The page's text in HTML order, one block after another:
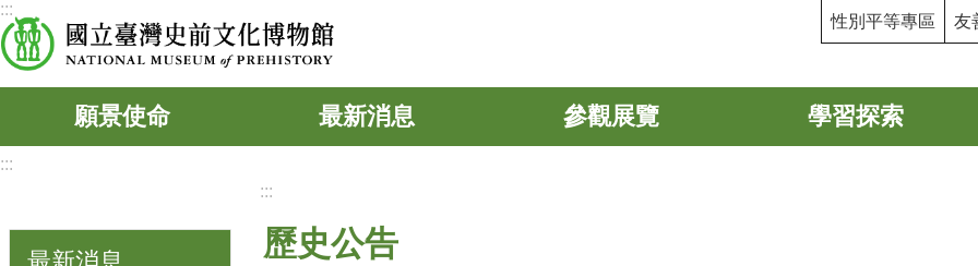
跳到主要內容區塊
:::
性別平等專區 友
願景使命 最新消息 參觀展覽 學習探索
:::
:::
歷史公告